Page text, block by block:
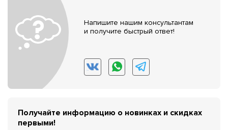
Напишите нашим консультантам
и получите быстрый ответ!
Получайте информацию о новинках и скидках
первыми!